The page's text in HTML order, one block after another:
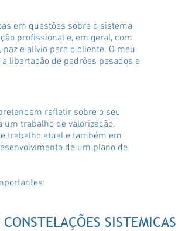
em questões sobre o sistema
profissional e, em geral, com
e alívio para o cliente. O meu
libertação de padrões pesados e
refletir sobre o seu
trabalho de valorização.
trabalho atual e também em
de um plano de
SISTEMICAS